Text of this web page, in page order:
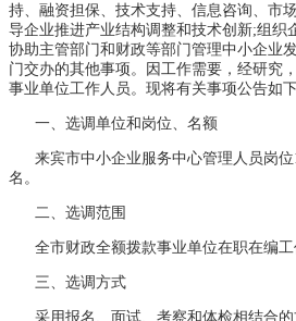
持、融资担保、技术支持、信息咨询、市
导企业推进产业结构调整和技术创新;组织
协助主管部门和财政等部门管理中小企业
门交办的其他事项。因工作需要，经研究
事业单位工作人员。现将有关事项公告如下
一、选调单位和岗位、名额
来宾市中小企业服务中心管理人员岗
名。
二、选调范围
全市财政全额拨款事业单位在职在编工
三、选调方式
采用报名、面试、考察和体检相结合的